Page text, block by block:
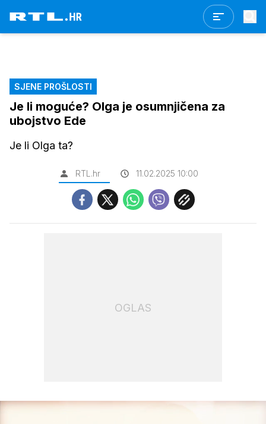
SJENE PROŠLOSTI
Je li moguće? Olga je osumnjičena za
ubojstvo Ede
Je li Olga ta?
RTL.hr 11.02.2025 10:00
OGLAS